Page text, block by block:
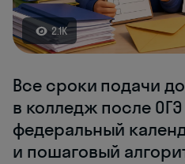
2.1K
Все сроки подачи
в колледж после ОГЭ
федеральный
и пошаговый